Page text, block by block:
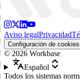
Aviso legalPrivacidad
Configuración de cookies
© 2026 Workbase
Español
Todos los sistemas